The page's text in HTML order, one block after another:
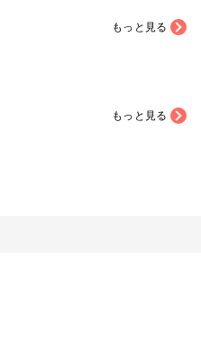
もっと見る
もっと見る